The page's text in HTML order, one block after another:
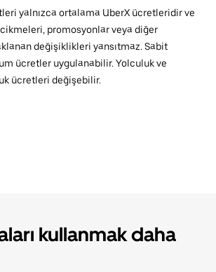
yalnızca ortalama UberX ücretleridir ve
promosyonlar veya diğer
değişiklikleri yansıtmaz. Sabit
ücretler uygulanabilir. Yolculuk ve
ücretleri değişebilir.
kullanmak daha